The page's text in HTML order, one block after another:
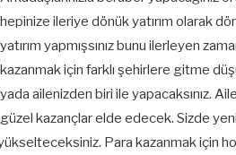
hepinize ileriye dönük yatırım olarak
yatırım yapmışsınız bunu ilerleyen
kazanmak için farklı şehirlere gitme
yada ailenizden biri ile yapacaksınız.
güzel kazançlar elde edecek. Sizde
Para kazanmak için